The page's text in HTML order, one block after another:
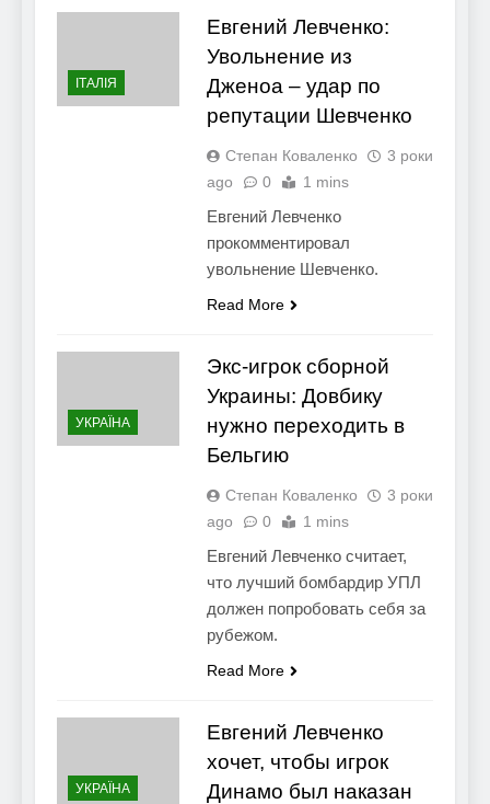
ІТАЛІЯ
Евгений Левченко:
Увольнение из
Дженоа – удар по
репутации Шевченко
Степан Коваленко
3 роки
ago
0 1 mins
Евгений Левченко
прокомментировал
увольнение Шевченко.
Read More
УКРАЇНА
Экс-игрок сборной
Украины: Довбику
нужно переходить в
Бельгию
Степан Коваленко
3 роки
ago
0 1 mins
Евгений Левченко считает,
что лучший бомбардир УПЛ
должен попробовать себя за
рубежом.
Read More
УКРАЇНА
Евгений Левченко
хочет, чтобы игрок
Динамо был наказан